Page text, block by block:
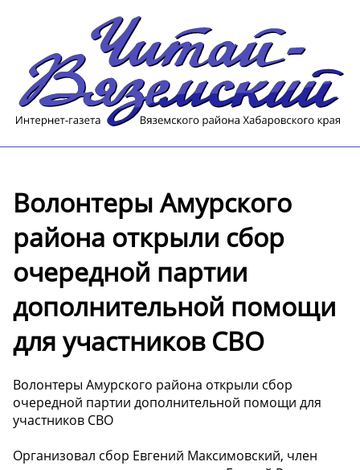
Волонтеры Амурского
района открыли сбор
очередной партии
дополнительной помощи
для участников СВО
Волонтеры Амурского района открыли сбор
очередной партии дополнительной помощи для
участников СВО
Организовал сбор Евгений Максимовский, член